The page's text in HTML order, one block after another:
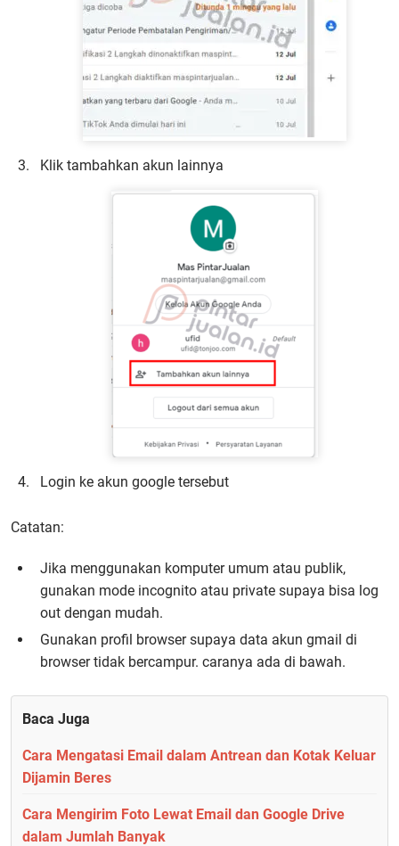
Klik tambahkan akun lainnya
Login ke akun google tersebut
Catatan:
Jika menggunakan komputer umum atau publik,
gunakan mode incognito atau private supaya bisa log
out dengan mudah.
Gunakan profil browser supaya data akun gmail di
browser tidak bercampur. caranya ada di bawah.
Baca Juga
Cara Mengatasi Email dalam Antrean dan Kotak Keluar
Dijamin Beres
Cara Mengirim Foto Lewat Email dan Google Drive
dalam Jumlah Banyak